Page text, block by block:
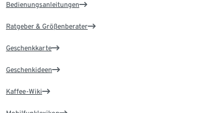
Bedienungsanleitungen
Ratgeber & Größenberater
Geschenkkarte
Geschenkideen
Kaffee-Wiki